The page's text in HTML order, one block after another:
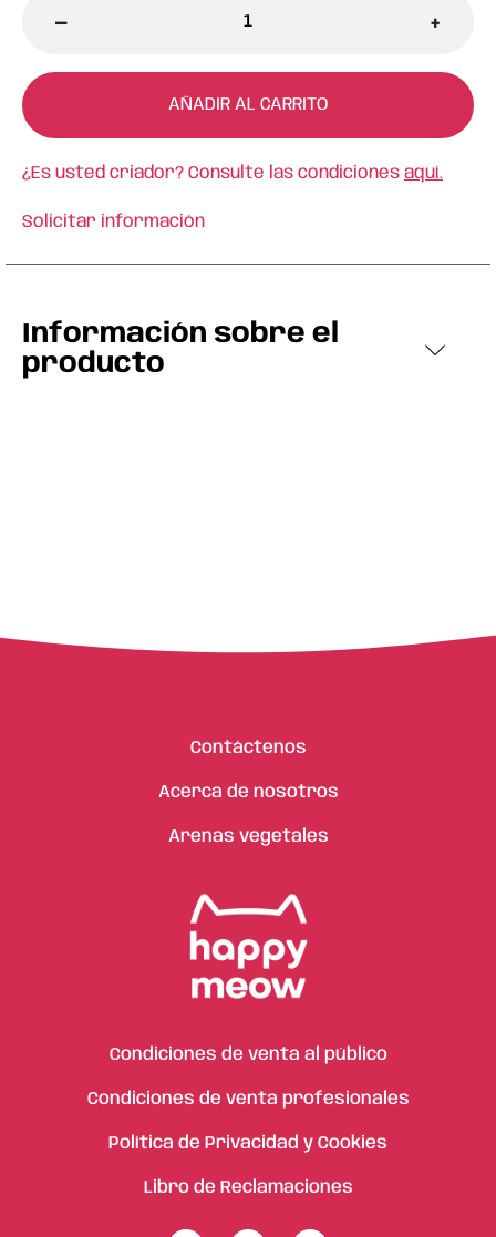
- +
AÑADIR AL CARRITO
¿Es usted criador? Consulte las condiciones aquí.
Solicitar información
Información sobre el
producto
Contáctenos
Acerca de nosotros
Arenas vegetales
Condiciones de venta al público
Condiciones de venta profesionales
Política de Privacidad y Cookies
Libro de Reclamaciones